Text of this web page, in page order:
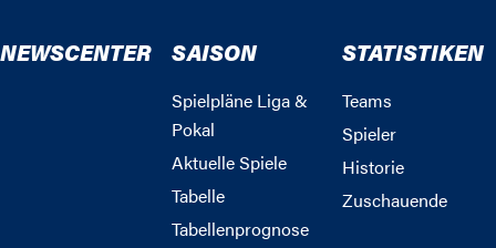
NEWSCENTER SAISON
Spielpläne Liga &
Pokal
Aktuelle Spiele
Tabelle
Tabellenprognose
STATISTIKEN
Teams
Spieler
Historie
Zuschauende